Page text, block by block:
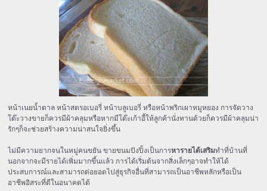
หน้าเนยน้ำตาล หน้าสตรอเบอรี่ หน้าบลูเบอรี่ หรือหน้าพริกเผาหมูหยอง การจัดวาง
โต๊ะวางขายก็ควรมีผ้าคลุมหรือหากมีโต๊ะเก้าอี้ให้ลูกค้านั่งทานด้วยก็ควรมีผ้าคลุมน่า
รักๆก็จะช่วยสร้างความน่าสนใจยิ่งขึ้น
ไม่มีความยากจนในหมู่คนขยัน ขายขนมปังปิ้งเป็นการหารายได้เสริมทำที่บ้านที่
นอกจากจะมีรายได้เพิ่มมากขึ้นแล้ว การได้เริ่มต้นจากสิ่งเล็กๆอาจทำให้ได้
ประสบการณ์และสามารถต่อยอดไปสู่ธุรกิจอื่นที่สามารถเป็นอาชีพหลักหรือเป็น
อาชีพอิสระที่ดีในอนาคตได้